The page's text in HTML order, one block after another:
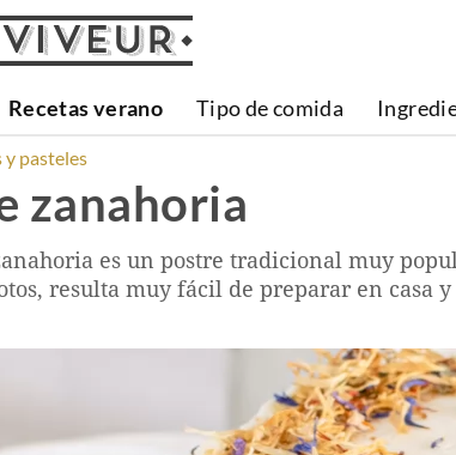
Recetas verano Tipo de comida
y pasteles
zanahoria
es un postre tradicional muy
resulta muy fácil de preparar en casa